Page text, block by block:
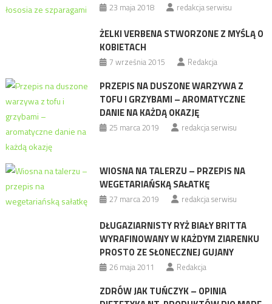
23 maja 2018 redakcja serwisu
ŻELKI VERBENA STWORZONE Z MYŚLĄ O
KOBIETACH
7 września 2015 Redakcja
PRZEPIS NA DUSZONE WARZYWA Z
TOFU I GRZYBAMI – AROMATYCZNE
DANIE NA KAŻDĄ OKAZJĘ
25 marca 2019 redakcja serwisu
WIOSNA NA TALERZU – PRZEPIS NA
WEGETARIAŃSKĄ SAŁATKĘ
27 marca 2019 redakcja serwisu
DŁUGAZIARNISTY RYŻ BIAŁY BRITTA
WYRAFINOWANY W KAŻDYM ZIARENKU
PROSTO ZE SŁONECZNEJ GUJANY
26 maja 2011 Redakcja
ZDRÓW JAK TUŃCZYK – OPINIA